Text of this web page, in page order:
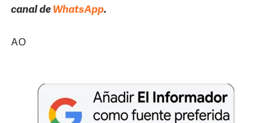
canal de WhatsApp.
AO